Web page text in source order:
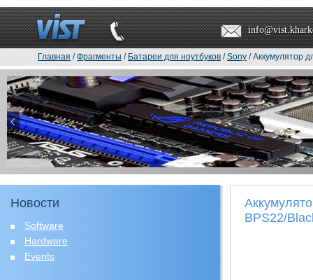
Главная /Фрагменты / Батареи для ноутбуков /Sony / Аккумулятор
Новости
Software
Hardware
Events
BPS22/